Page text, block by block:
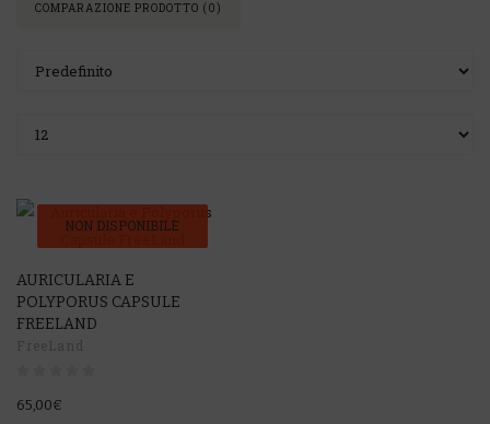
COMPARAZIONE PRODOTTO (0)
NON DISPONIBILE
AURICULARIA E
POLYPORUS CAPSULE
FREELAND
65,00€